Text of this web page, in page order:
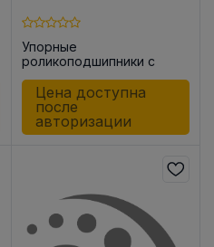
Упорные
роликоподшипники с
роликами 81108 T2
Цена доступна
после
авторизации